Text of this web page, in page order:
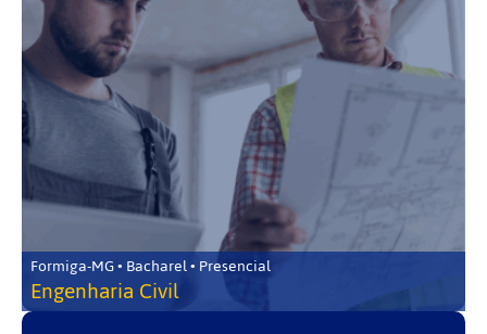
Formiga-MG • Bacharel • Presencial
Engenharia Civil